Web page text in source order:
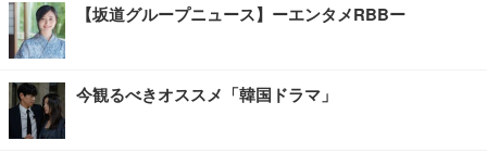
【坂道グループニュース】ーエンタメRBBー
今観るべきオススメ「韓国ドラマ」